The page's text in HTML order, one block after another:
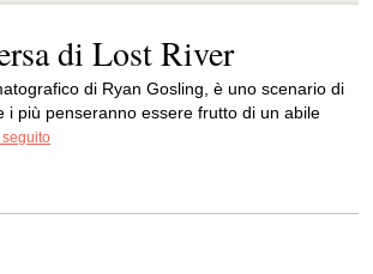
di Lost River
di Ryan Gosling, è uno scenario di
i più penseranno essere frutto di un abile
seguito